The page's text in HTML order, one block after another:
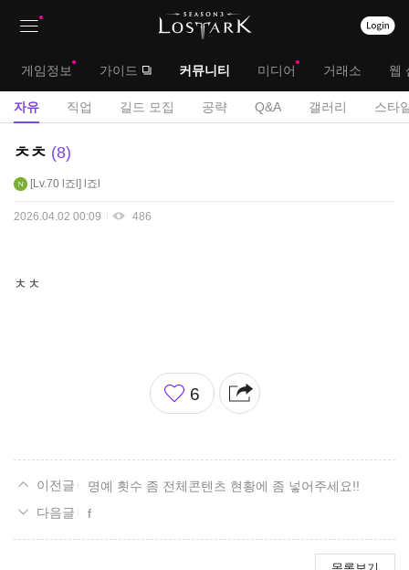
대
메
게임정보 가이드 커뮤니티 미디어 거래소 웹
서
자유 직업 길드 모집 공략 Q&A 갤러리 스타
자
게
ㅊㅊ 8
Lv.70 l죠l l죠l
2026.04.02 00:09 486
ㅊㅊ
좋
아
6
명예 횟수 좀 전체콘텐츠 현황에 좀 넣어주세요!!
f